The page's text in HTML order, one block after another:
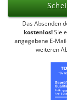
Das Absenden
kostenlos!Sie
angegebene E-
weiteren